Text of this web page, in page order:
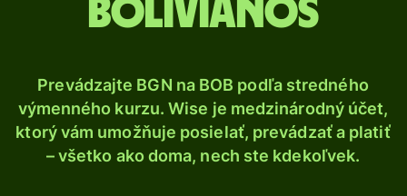
bolivianos
Prevádzajte BGN na BOB podľa stredného
výmenného kurzu. Wise je medzinárodný účet,
ktorý vám umožňuje posielať, prevádzať a platiť
– všetko ako doma, nech ste kdekoľvek.